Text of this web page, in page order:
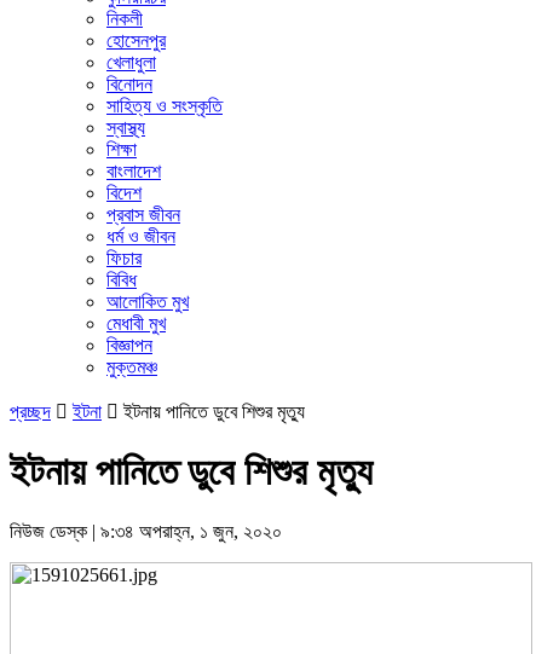
নিকলী
হোসেনপুর
খেলাধুলা
বিনোদন
সাহিত্য ও সংস্কৃতি
স্বাস্থ্য
শিক্ষা
বাংলাদেশ
বিদেশ
প্রবাস জীবন
ধর্ম ও জীবন
ফিচার
বিবিধ
আলোকিত মুখ
মেধাবী মুখ
বিজ্ঞাপন
মুক্তমঞ্চ
প্রচ্ছদ  ইটনা  ইটনায় পানিতে ডুবে শিশুর মৃত্যু
ইটনায় পানিতে ডুবে শিশুর মৃত্যু
নিউজ ডেস্ক | ৯:৩৪ অপরাহ্ন, ১ জুন, ২০২০